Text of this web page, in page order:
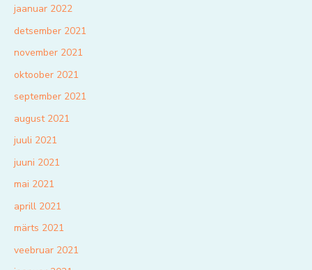
jaanuar 2022
detsember 2021
november 2021
oktoober 2021
september 2021
august 2021
juuli 2021
juuni 2021
mai 2021
aprill 2021
märts 2021
veebruar 2021